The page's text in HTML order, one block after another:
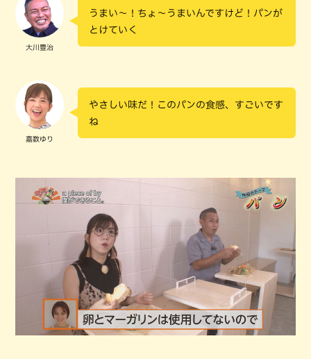
大川豊治
うまい～！ちょ～うまいんですけど！パンが
とけていく
嘉数ゆり
やさしい味だ！このパンの食感、すごいです
ね